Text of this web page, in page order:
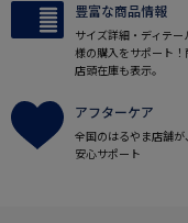
豊富な商品情報
サイズ詳細・ディテー
様の購入をサポート！
店頭在庫も表示。
アフターケア
全国のはるやま店舗が
安心サポート